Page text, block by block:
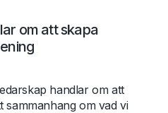
om att skapa
handlar om att
sammanhang om vad vi